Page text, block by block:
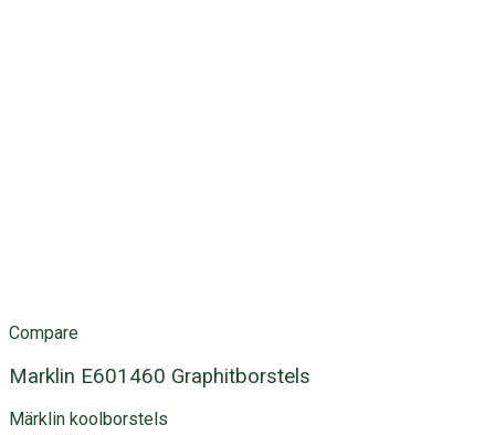
Compare
Marklin E601460 Graphitborstels
Märklin koolborstels